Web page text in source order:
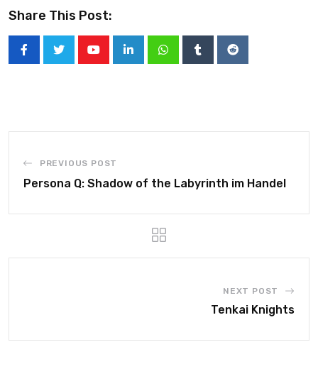
Share This Post:
PREVIOUS POST
Persona Q: Shadow of the Labyrinth im Handel
NEXT POST
Tenkai Knights